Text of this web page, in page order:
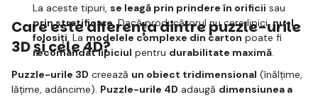
La aceste tipuri, se leagă prin prindere în orificii sau
prin stratificare. Dacă producătorul nu cere lipici,nu-l
folosiți. La modelele complexe din carton poate fi
recomandat lipiciul pentru durabilitate maximă.
Care este diferența dintre puzzle-urile
3D și cele 4D?
Puzzle-urile 3D creează un obiect tridimensional (înălțime,
lățime, adâncime). Puzzle-urile 4D adaugă dimensiunea a